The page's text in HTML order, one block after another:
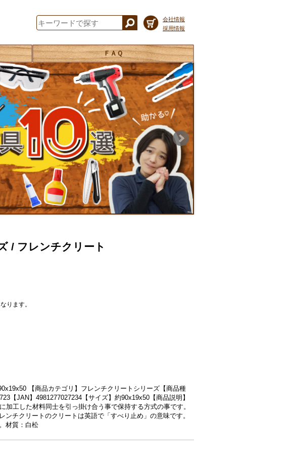
会社情報
採用情報
ＦＡＱ
/ フレンチクリート
ります。
【商品カテゴリ】フレンチクリートシリーズ【商品種
【JAN】4981277027234【サイズ】約90x19x50【商品説明】
加工した材料同士を引っ掛け合う事で保持する方式の事です。
ンチクリートのクリートは英語で「すべり止め」の意味です。
材質：白松